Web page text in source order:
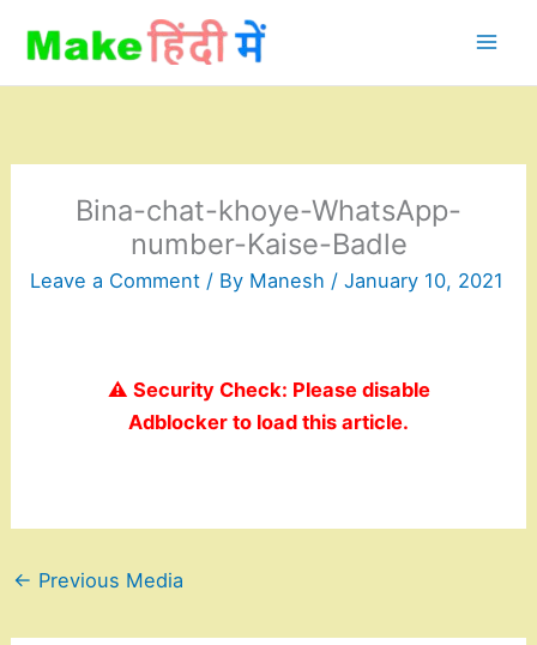
content
Bina-chat-khoye-WhatsApp-
number-Kaise-Badle
Leave a Comment / By Manesh /January 10, 2021
⚠️ Security Check: Please disable
Adblocker to load this article.
← Previous Media